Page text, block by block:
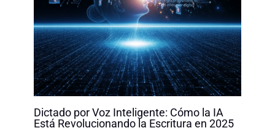
Dictado por Voz Inteligente: Cómo la IA
Está Revolucionando la Escritura en 2025